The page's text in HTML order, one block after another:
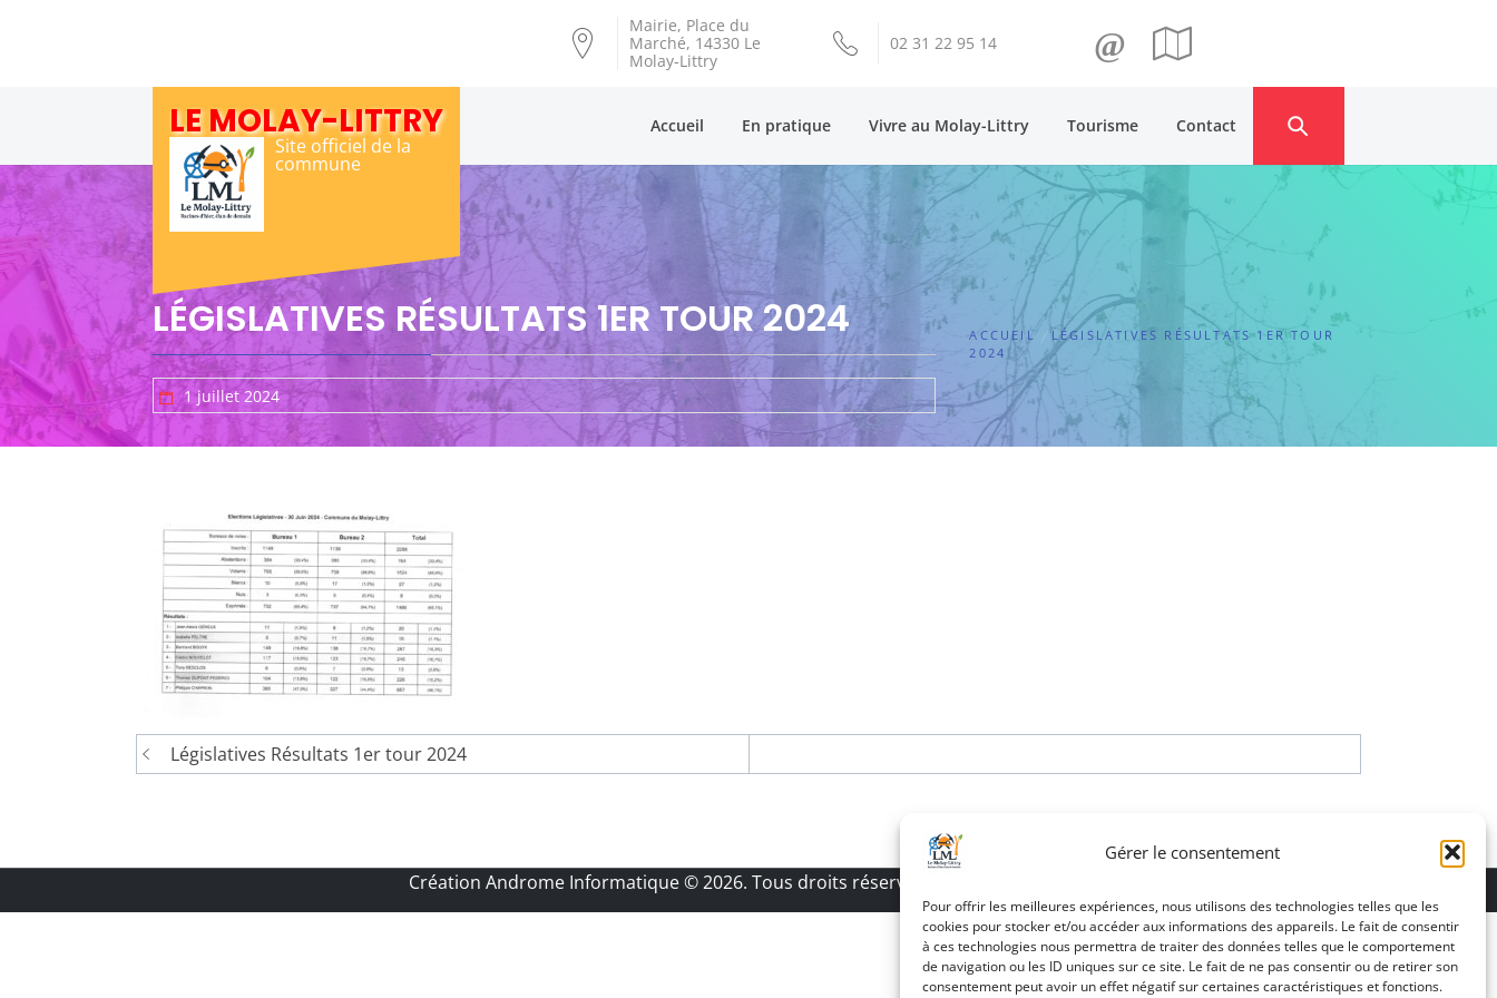
Gérer le consentement
Pour offrir les meilleures expériences, nous utilisons des technologies telles que les
cookies pour stocker et/ou accéder aux informations des appareils. Le fait de consentir
à ces technologies nous permettra de traiter des données telles que le comportement
de navigation ou les ID uniques sur ce site. Le fait de ne pas consentir ou de retirer son
consentement peut avoir un effet négatif sur certaines caractéristiques et fonctions.
Mairie, Place du
Marché, 14330 Le
Molay-Littry
02 31 22 95 14 @
LE MOLAY-LITTRY
Site officiel de la
commune
Accueil En pratique Vivre au Molay-Littry Tourisme Contact
LÉGISLATIVES RÉSULTATS 1ER TOUR 2024
1 juillet 2024
ACCUEIL
LÉGISLATIVES RÉSULTATS 1ER TOUR
2024
Navigation
de
Législatives Résultats 1er tour 2024
Création Androme Informatique© 2026. Tous droits réservés.